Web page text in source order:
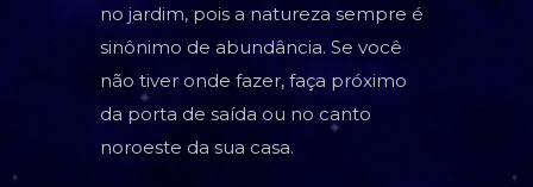
no jardim, pois a natureza sempre é
sinônimo de abundância. Se você
não tiver onde fazer, faça próximo
da porta de saída ou no canto
noroeste da sua casa.